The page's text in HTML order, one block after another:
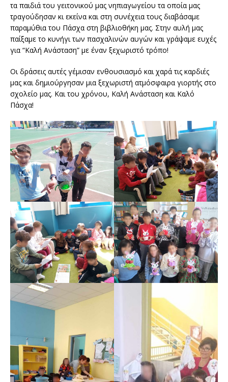
τα παιδιά του γειτονικού μας νηπιαγωγείου τα οποία μας
τραγούδησαν κι εκείνα και στη συνέχεια τους διαβάσαμε
παραμύθια του Πάσχα στη βιβλιοθήκη μας. Στην αυλή μας
παίξαμε το κυνήγι των πασχαλινών αυγών και γράψαμε ευχές
για “Καλή Ανάσταση” με έναν ξεχωριστό τρόπο!
Οι δράσεις αυτές γέμισαν ενθουσιασμό και χαρά τις καρδιές
μας και δημιούργησαν μια ξεχωριστή ατμόσφαιρα γιορτής στο
σχολείο μας. Και του χρόνου, Καλή Ανάσταση και Καλό
Πάσχα!